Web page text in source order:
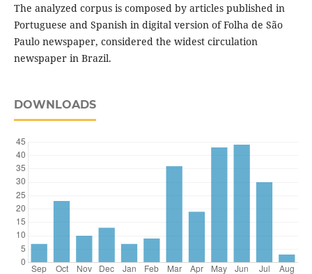
The analyzed corpus is composed by articles published in
Portuguese and Spanish in digital version of Folha de São
Paulo newspaper, considered the widest circulation
newspaper in Brazil.
DOWNLOADS